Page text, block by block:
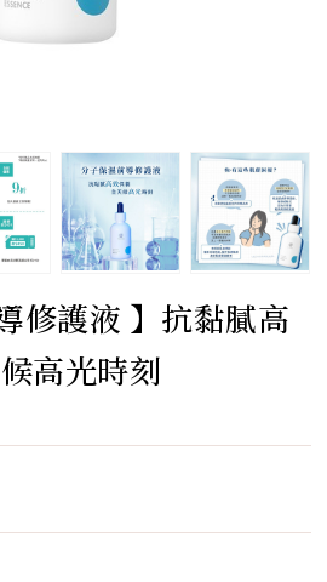
修護液 】抗黏膩高
高光時刻